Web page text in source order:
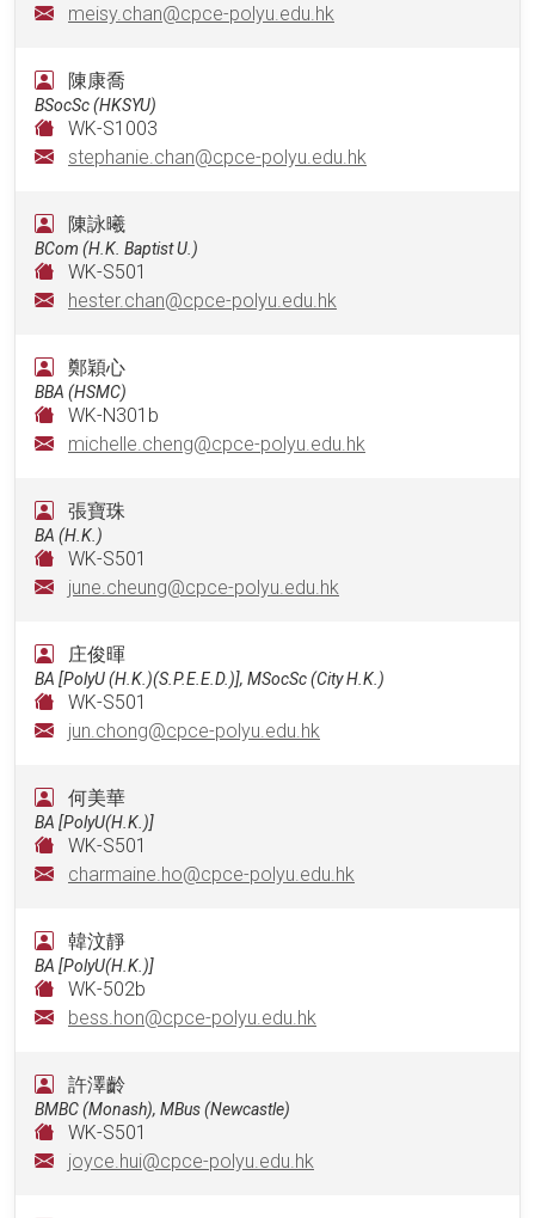
meisy.chan@cpce-polyu.edu.hk
陳康喬
BSocSc (HKSYU)
WK-S1003
stephanie.chan@cpce-polyu.edu.hk
陳詠曦
BCom (H.K. Baptist U.)
WK-S501
hester.chan@cpce-polyu.edu.hk
鄭穎心
BBA (HSMC)
WK-N301b
michelle.cheng@cpce-polyu.edu.hk
張寶珠
BA (H.K.)
WK-S501
june.cheung@cpce-polyu.edu.hk
庄俊暉
BA [PolyU (H.K.)(S.P.E.E.D.)], MSocSc (City H.K.)
WK-S501
jun.chong@cpce-polyu.edu.hk
何美華
BA [PolyU(H.K.)]
WK-S501
charmaine.ho@cpce-polyu.edu.hk
韓汶靜
BA [PolyU(H.K.)]
WK-502b
bess.hon@cpce-polyu.edu.hk
許澤齡
BMBC (Monash), MBus (Newcastle)
WK-S501
joyce.hui@cpce-polyu.edu.hk